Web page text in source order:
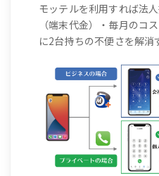
モッテルを利用すれば法
（端末代金）・毎月のコ
に2台持ちの不便さを解消